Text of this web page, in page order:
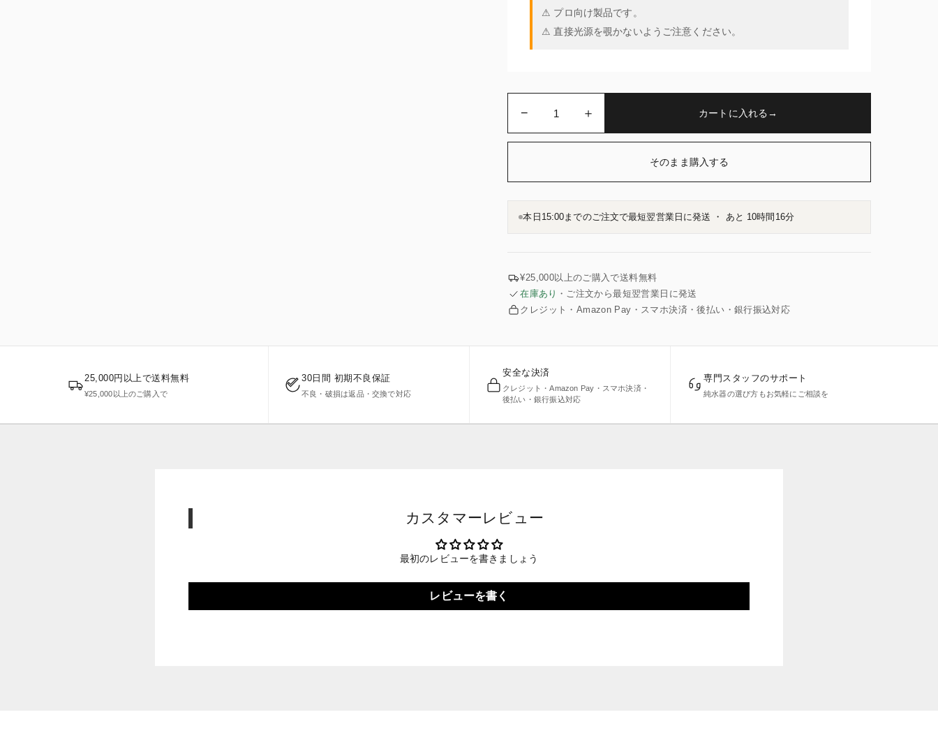
⚠ プロ向け製品です。
⚠ 直接光源を覗かないようご注意ください。
− ＋ カートに入れる →
そのまま購入する
本日15:00までのご注文で最短翌営業日に発送 ・ あと 10時間16分
¥25,000以上のご購入で送料無料
在庫あり ・ご注文から最短翌営業日に発送
クレジット・Amazon Pay・スマホ決済・後払い・銀行振込対応
25,000円以上で送料無料
¥25,000以上のご購入で
30日間 初期不良保証
不良・破損は返品・交換で対応
安全な決済
クレジット・Amazon Pay・スマホ決済・
後払い・銀行振込対応
専門スタッフのサポート
純水器の選び方もお気軽にご相談を
カスタマーレビュー
最初のレビューを書きましょう
レビューを書く